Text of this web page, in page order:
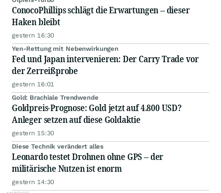
ConocoPhillips schlägt die Erwartungen – dieser
Haken bleibt
gestern 16:30
Yen-Rettung mit Nebenwirkungen
Fed und Japan intervenieren: Der Carry Trade vor
der Zerreißprobe
gestern 16:01
Gold: Brachiale Trendwende
Goldpreis-Prognose: Gold jetzt auf 4.800 USD?
Anleger setzen auf diese Goldaktie
gestern 15:30
Diese Technik verändert alles
Leonardo testet Drohnen ohne GPS – der
militärische Nutzen ist enorm
gestern 14:30